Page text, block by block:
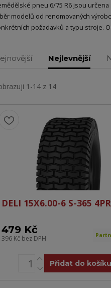
pneu 6/75 R6 jsou
modelů od renomovaných
požadavků a typu stroje.
Nejlevnější
1-14 z 14
DELI 15X6.00-6 S-365 4PR
479 Kč
396 Kč bez DPH
Přidat do košíku